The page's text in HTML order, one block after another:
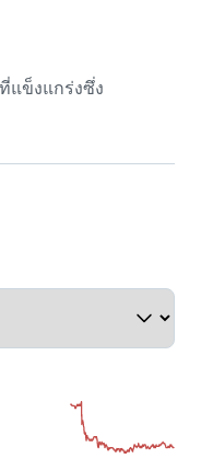
แข็งแกร่งซึ่ง